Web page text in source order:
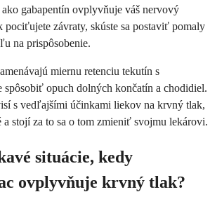
gabapentín ovplyvňuje váš nervový
pociťujete závraty, skúste sa postaviť pomaly
na prispôsobenie.
miernu retenciu tekutín s
spôsobiť opuch dolných končatín a chodidiel.
s vedľajšími účinkami liekov na krvný tlak,
stojí za to sa o tom zmieniť svojmu lekárovi.
situácie, kedy
ovplyvňuje krvný tlak?